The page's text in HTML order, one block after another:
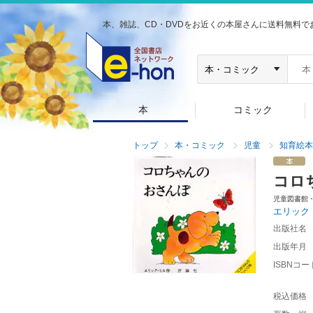
本、雑誌、CD・DVDをお近くの本屋さんに送料無料で
本 コミック
トップ 本・コミック 児童 知育絵本
コロ
児童図書館
エリック
出版社名
出版年月
ISBNコー
税込価格